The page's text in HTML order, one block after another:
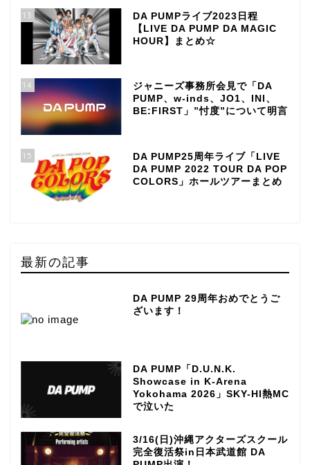
13
DA PUMPライブ2023日程
【LIVE DA PUMP DA MAGIC
HOUR】まとめ☆
14
ジャニーズ事務所会見で「DA
PUMP、w-inds、JO1、INI、
BE:FIRST」”忖度”について明言
15
DA PUMP25周年ライブ「LIVE
DA PUMP 2022 TOUR DA POP
COLORS」ホールツアーまとめ
最新の記事
DA PUMP 29周年おめでとうご
ざいます！
DA PUMP「D.U.N.K.
Showcase in K-Arena
Yokohama 2026」SKY-HI熱MC
で泣いた
3/16(日)沖縄アクターズスクール
完全復活祭in日本武道館 DA
テレビ